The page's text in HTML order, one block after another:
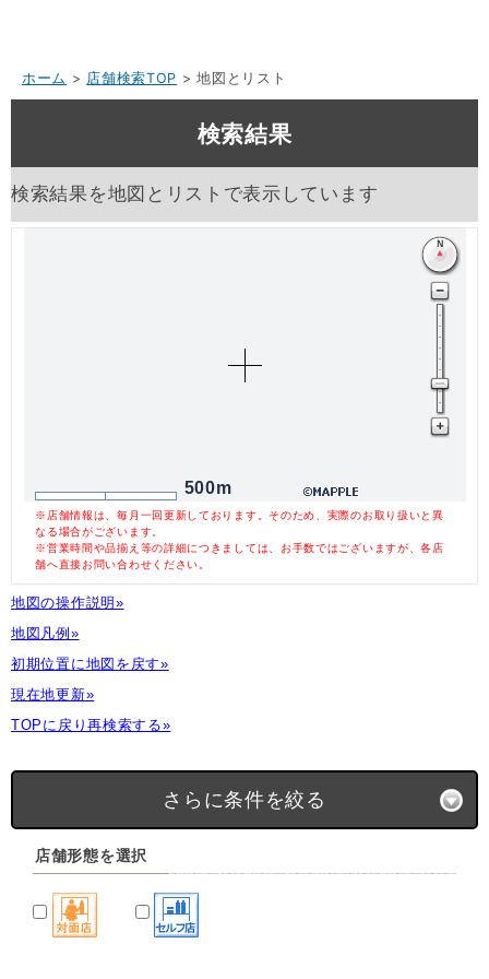
ホーム > 店舗検索TOP > 地図とリスト
検索結果
検索結果を地図とリストで表示しています
500m
※店舗情報は、毎月一回更新しております。そのため、実際のお取り扱いと異
なる場合がございます。
※営業時間や品揃え等の詳細につきましては、お手数ではございますが、各店
舗へ直接お問い合わせください。
地図の操作説明»
地図凡例»
初期位置に地図を戻す»
現在地更新»
TOPに戻り再検索する»
さらに条件を絞る
店舗形態を選択